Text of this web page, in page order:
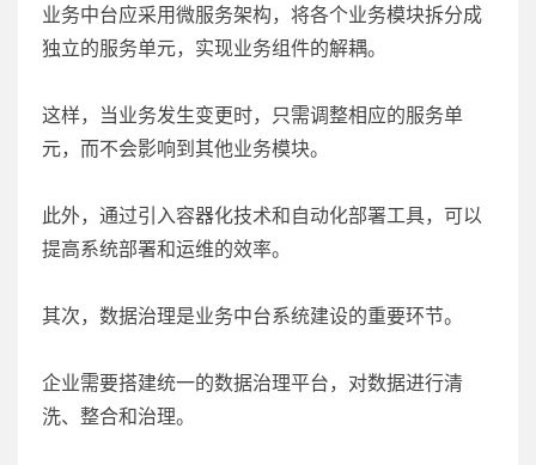
业务中台应采用微服务架构，将各个业务模块拆分成
独立的服务单元，实现业务组件的解耦。
这样，当业务发生变更时，只需调整相应的服务单
元，而不会影响到其他业务模块。
此外，通过引入容器化技术和自动化部署工具，可以
提高系统部署和运维的效率。
其次，数据治理是业务中台系统建设的重要环节。
企业需要搭建统一的数据治理平台，对数据进行清
洗、整合和治理。